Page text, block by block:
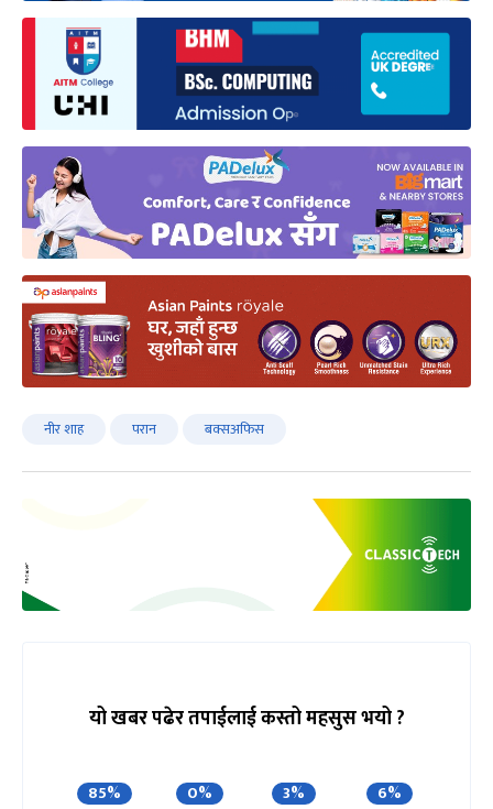
नीर शाह परान बक्सअफिस
यो खबर पढेर तपाईलाई कस्तो महसुस भयो ?
85% 0% 3% 6%